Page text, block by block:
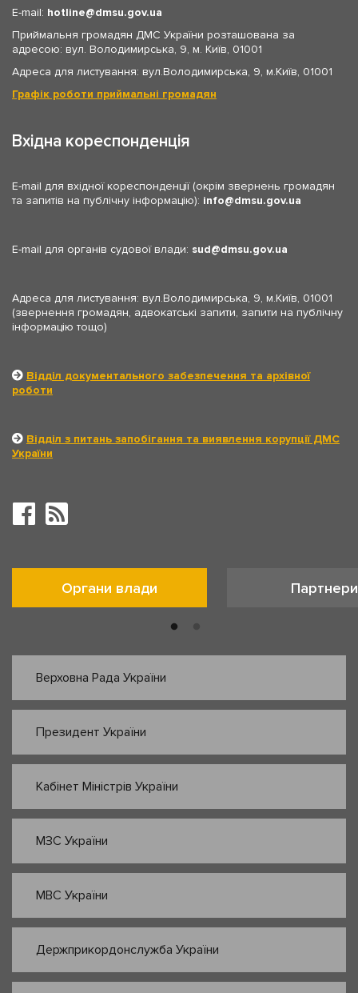
E-mail: hotline
dmsu.gov.ua
Приймальня громадян ДМС України розташована за
адресою: вул. Володимирська, 9, м. Київ, 01001
Адреса для листування: вул.Володимирська, 9, м.Київ, 01001
Графік роботи приймальні громадян
Вхідна кореспонденція
E-mail для вхідної кореспонденції (окрім звернень громадян
та запитів на публічну інформацію): info dmsu.gov.ua
E-mail для органів судової влади: sud dmsu.gov.ua
Адреса для листування: вул.Володимирська, 9, м.Київ, 01001
(звернення громадян, адвокатські запити, запити на публічну
інформацію тощо)
Відділ документального забезпечення та архівної
роботи
Відділ з питань запобігання та виявлення корупції ДМС
України
Органи влади Партнери
Верховна Рада України
Президент України
Кабінет Міністрів України
МЗС України
МВС України
Держприкордонслужба України